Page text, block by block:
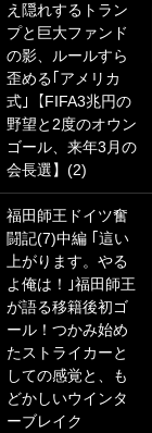
え隠れするトラン
プと巨大ファンド
の影、ルールすら
歪める｢アメリカ
式｣【FIFA3兆円の
野望と2度のオウン
ゴール、来年3月の
会長選】(2)
福田師王ドイツ奮
闘記(7)中編 ｢這い
上がります。やる
よ俺は！｣福田師王
が語る移籍後初ゴ
ール！つかみ始め
たストライカーと
しての感覚と、も
どかしいウインタ
ーブレイク